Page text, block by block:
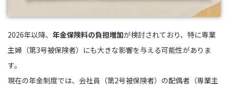
2026年以降、 年金保険料の負担増加が検討されており、特に専業
主婦（第3号被保険者）にも大きな影響を与える可能性がありま
す。
現在の年金制度では、会社員（第2号被保険者）の配偶者（専業主